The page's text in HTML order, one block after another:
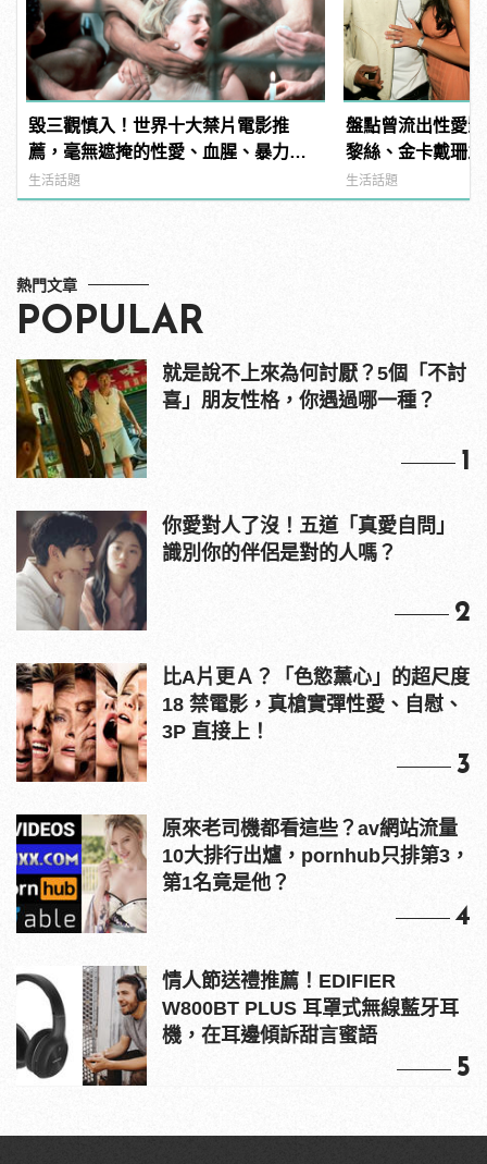
毀三觀慎入！世界十大禁片電影推
薦，毫無遮掩的性愛、血腥、暴力、
噁心到極致！ | manfashion這樣變型
男
生活話題
盤點曾流出性愛
黎絲、金卡戴珊
生活話題
熱門文章
POPULAR
就是說不上來為何討厭？5個「不討
喜」朋友性格，你遇過哪一種？
1
你愛對人了沒！五道「真愛自問」
識別你的伴侶是對的人嗎？
2
比A片更Ａ？「色慾薰心」的超尺度
18 禁電影，真槍實彈性愛、自慰、
3P 直接上！
3
原來老司機都看這些？av網站流量
10大排行出爐，pornhub只排第3，
第1名竟是他？
4
情人節送禮推薦！EDIFIER
W800BT PLUS 耳罩式無線藍牙耳
機，在耳邊傾訴甜言蜜語
5